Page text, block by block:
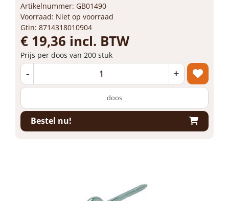
Artikelnummer: GB01490
Voorraad: Niet op voorraad
Gtin: 8714318010904
€ 19,36 incl. BTW
Prijs per doos van 200 stuk
- +
doos
Bestel nu!